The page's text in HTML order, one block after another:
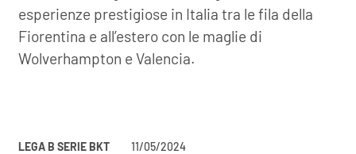
esperienze prestigiose in Italia tra le fila della
Fiorentina e all’estero con le maglie di
Wolverhampton e Valencia.
LEGA B SERIE BKT 11/05/2024